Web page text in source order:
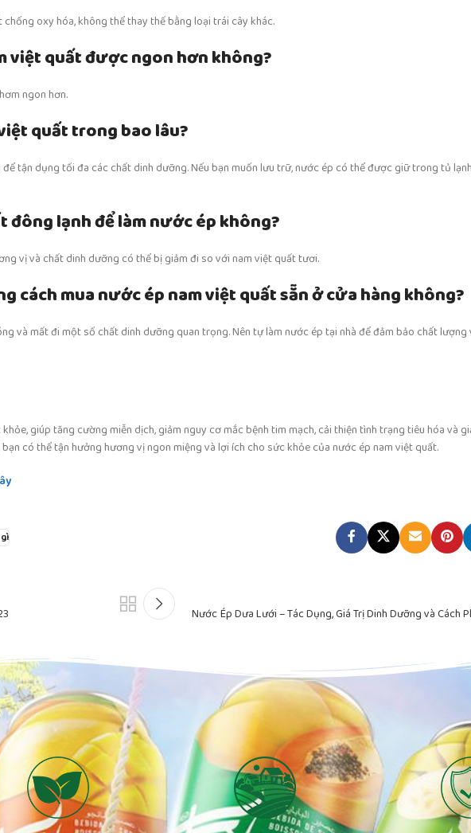
oxy hóa, không thể thay thế bằng loại trái cây khác.
việt quất được ngon hơn không?
ngon hơn.
quất trong bao lâu?
tận dụng tối đa các chất dinh dưỡng. Nếu bạn muốn lưu trữ, nước ép có thể được giữ trong tủ
đông lạnh để làm nước ép không?
vị và chất dinh dưỡng có thể bị giảm đi so với nam việt quất tươi.
cách mua nước ép nam việt quất sẵn ở cửa hàng không?
và mất đi một số chất dinh dưỡng quan trọng. Nên tự làm nước ép tại nhà để đảm bảo chất lượng
giúp tăng cường miễn dịch, giảm nguy cơ mắc bệnh tim mạch, cải thiện tình trạng tiêu hóa và
có thể tận hưởng hương vị ngon miệng và lợi ích cho sức khỏe của nước ép nam việt quất.
Nước Ép Dưa Lưới – Tác Dụng, Giá Trị Dinh Dưỡng và Cách